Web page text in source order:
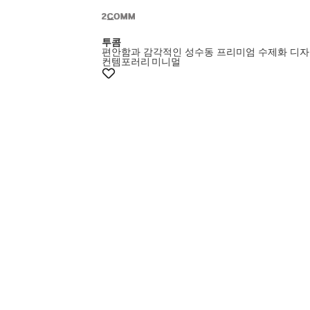
투콤
편안함과 감각적인 성수동 프리미엄 수제화 디
컨템포러리 미니멀